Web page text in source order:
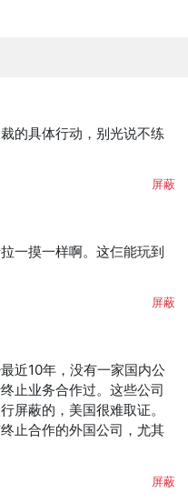
的具体行动，别光说不练
屏蔽
一摸一样啊。这仨能玩到
屏蔽
近10年，没有一家国内公
止业务合作过。这些公司
屏蔽的，美国很难取证。
止合作的外国公司，尤其
屏蔽